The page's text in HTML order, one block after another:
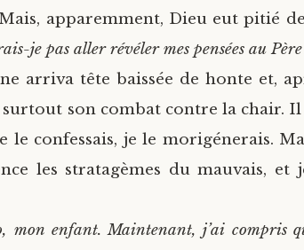
apparemment, Dieu eut pitié
je pas aller révéler mes pensées au Père
arriva tête baissée de honte et,
son combat contre la chair.
le confessais, je le morigénerais.
les stratagèmes du mauvais,
mon enfant. Maintenant, j’ai compris